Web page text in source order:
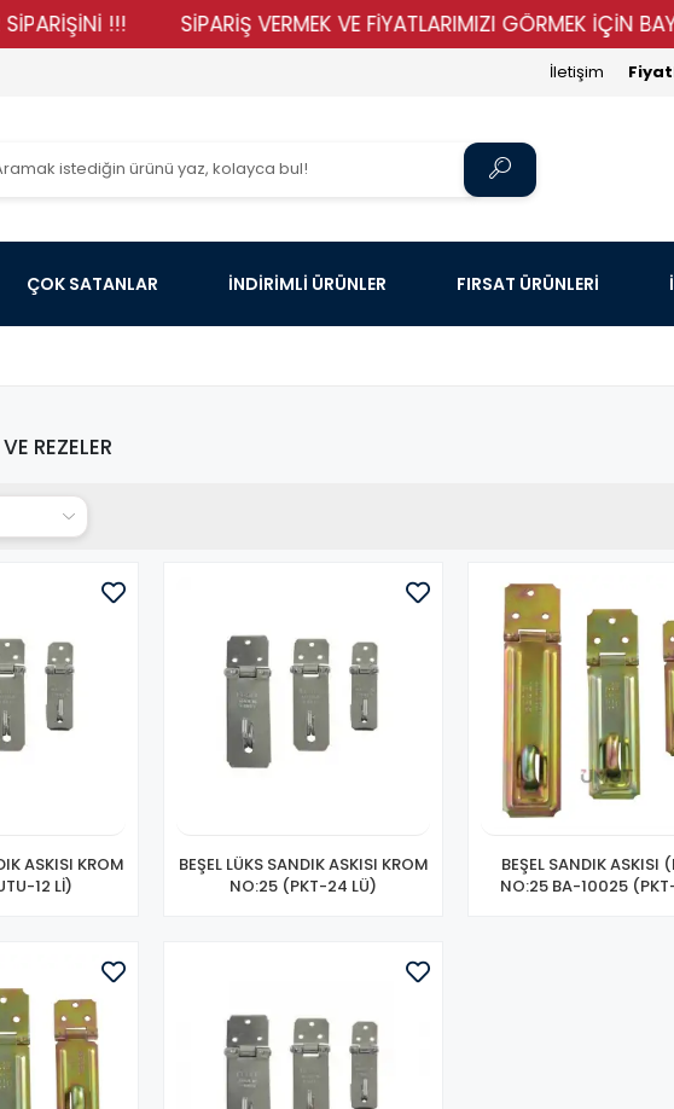
!!! SİPARİŞ VERMEK VE FİYATLARIMIZI GÖRMEK İÇİN BAYİLİK
İletişim
ÇOK SATANLAR İNDİRİMLİ ÜRÜNLER FIRSAT ÜRÜNLERİ
REZELER
ASKISI KROM
12 Lİ)
BEŞEL LÜKS SANDIK ASKISI KROM
NO:25 (PKT-24 LÜ)
BEŞEL SANDIK ASKISI
NO:25 BA-10025